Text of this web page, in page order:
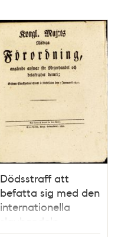
Dödsstraff att
befatta sig med den
internationella
slavhandeln